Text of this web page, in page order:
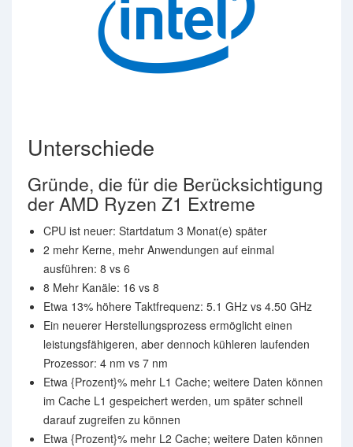
Unterschiede
Gründe, die für die Berücksichtigung
der AMD Ryzen Z1 Extreme
CPU ist neuer: Startdatum 3 Monat(e) später
2 mehr Kerne, mehr Anwendungen auf einmal
ausführen: 8 vs 6
8 Mehr Kanäle: 16 vs 8
Etwa 13% höhere Taktfrequenz: 5.1 GHz vs 4.50 GHz
Ein neuerer Herstellungsprozess ermöglicht einen
leistungsfähigeren, aber dennoch kühleren laufenden
Prozessor: 4 nm vs 7 nm
Etwa {Prozent}% mehr L1 Cache; weitere Daten können
im Cache L1 gespeichert werden, um später schnell
darauf zugreifen zu können
Etwa {Prozent}% mehr L2 Cache; weitere Daten können